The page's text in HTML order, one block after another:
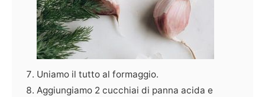
Uniamo il tutto al formaggio.
Aggiungiamo 2 cucchiai di panna acida e